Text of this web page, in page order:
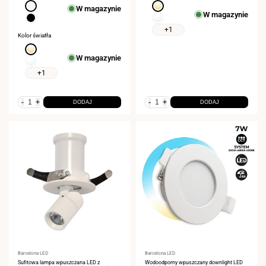
Biały
Czarny
W magazynie
Kolor światła
Ciepła
3000K
+1
W magazynie
- + DODAJ
Ciepła
3000K
+1
W magazynie
- + DODAJ
Dostawca:
Barcelona LED
Sufitowa lampa wpuszczana LED z
Dostawca:
Barcelona LED
Wodoodporny wpuszczany downlight LED